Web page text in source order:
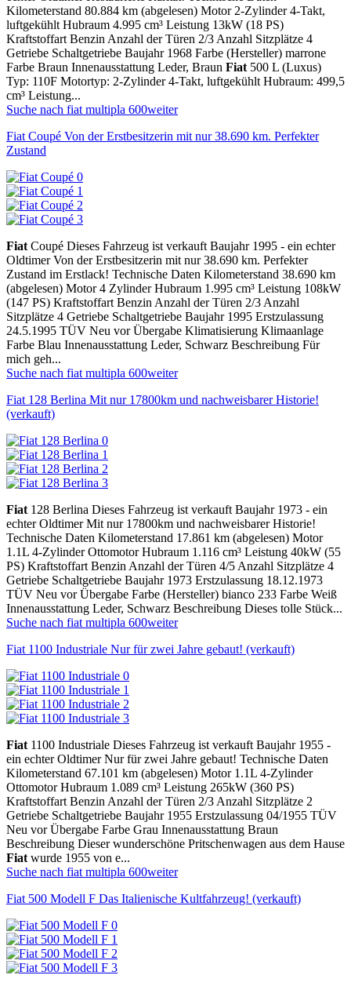
Kilometerstand 80.884 km (abgelesen) Motor 2-Zylinder 4-Takt,
luftgekühlt Hubraum 4.995 cm³ Leistung 13kW (18 PS)
Kraftstoffart Benzin Anzahl der Türen 2/3 Anzahl Sitzplätze 4
Getriebe Schaltgetriebe Baujahr 1968 Farbe (Hersteller) marrone
Farbe Braun Innenausstattung Leder, Braun Fiat 500 L (Luxus)
Typ: 110F Motortyp: 2-Zylinder 4-Takt, luftgekühlt Hubraum: 499,5
cm³ Leistung...
Suche nach fiat multipla 600weiter
Fiat Coupé Von der Erstbesitzerin mit nur 38.690 km. Perfekter
Zustand
Fiat Coupé Dieses Fahrzeug ist verkauft Baujahr 1995 - ein echter
Oldtimer Von der Erstbesitzerin mit nur 38.690 km. Perfekter
Zustand im Erstlack! Technische Daten Kilometerstand 38.690 km
(abgelesen) Motor 4 Zylinder Hubraum 1.995 cm³ Leistung 108kW
(147 PS) Kraftstoffart Benzin Anzahl der Türen 2/3 Anzahl
Sitzplätze 4 Getriebe Schaltgetriebe Baujahr 1995 Erstzulassung
24.5.1995 TÜV Neu vor Übergabe Klimatisierung Klimaanlage
Farbe Blau Innenausstattung Leder, Schwarz Beschreibung Für
mich geh...
Suche nach fiat multipla 600weiter
Fiat 128 Berlina Mit nur 17800km und nachweisbarer Historie!
(verkauft)
Fiat 128 Berlina Dieses Fahrzeug ist verkauft Baujahr 1973 - ein
echter Oldtimer Mit nur 17800km und nachweisbarer Historie!
Technische Daten Kilometerstand 17.861 km (abgelesen) Motor
1.1L 4-Zylinder Ottomotor Hubraum 1.116 cm³ Leistung 40kW (55
PS) Kraftstoffart Benzin Anzahl der Türen 4/5 Anzahl Sitzplätze 4
Getriebe Schaltgetriebe Baujahr 1973 Erstzulassung 18.12.1973
TÜV Neu vor Übergabe Farbe (Hersteller) bianco 233 Farbe Weiß
Innenausstattung Leder, Schwarz Beschreibung Dieses tolle Stück...
Suche nach fiat multipla 600weiter
Fiat 1100 Industriale Nur für zwei Jahre gebaut! (verkauft)
Fiat 1100 Industriale Dieses Fahrzeug ist verkauft Baujahr 1955 -
ein echter Oldtimer Nur für zwei Jahre gebaut! Technische Daten
Kilometerstand 67.101 km (abgelesen) Motor 1.1L 4-Zylinder
Ottomotor Hubraum 1.089 cm³ Leistung 265kW (360 PS)
Kraftstoffart Benzin Anzahl der Türen 2/3 Anzahl Sitzplätze 2
Getriebe Schaltgetriebe Baujahr 1955 Erstzulassung 04/1955 TÜV
Neu vor Übergabe Farbe Grau Innenausstattung Braun
Beschreibung Dieser wunderschöne Pritschenwagen aus dem Hause
Fiat wurde 1955 von e...
Suche nach fiat multipla 600weiter
Fiat 500 Modell F Das Italienische Kultfahrzeug! (verkauft)